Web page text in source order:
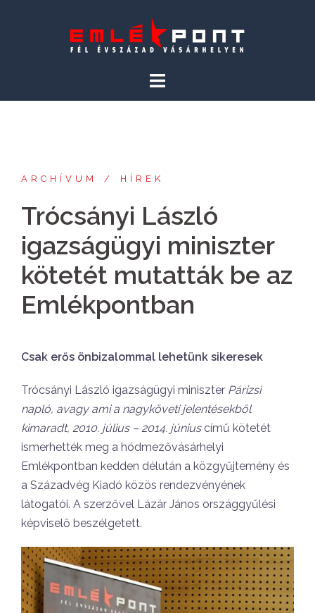
ARCHÍVUM HÍREK
Trócsányi László
igazságügyi miniszter
kötetét mutatták be az
Emlékpontban
Csak erős önbizalommal lehetünk sikeresek
Trócsányi László igazságügyi miniszter Párizsi
napló, avagy ami a nagyköveti jelentésekből
kimaradt, 2010. július – 2014. júniuscímű kötetét
ismerhették meg a hódmezővásárhelyi
Emlékpontban kedden délután a közgyűjtemény és
a Századvég Kiadó közös rendezvényének
látogatói. A szerzővel Lázár János országgyűlési
képviselő beszélgetett.